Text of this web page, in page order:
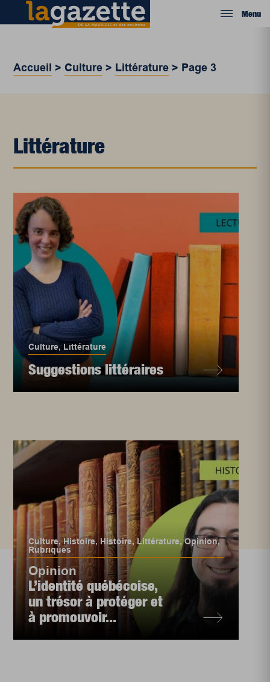
Menu
Accueil > Culture > Littérature > Page 3
Littérature
Culture, Littérature
Suggestions littéraires
Culture,Histoire, Histoire,Littérature,Opinion,
Rubriques
Opinion
L’identité québécoise,
un trésor à protéger et
à promouvoir...